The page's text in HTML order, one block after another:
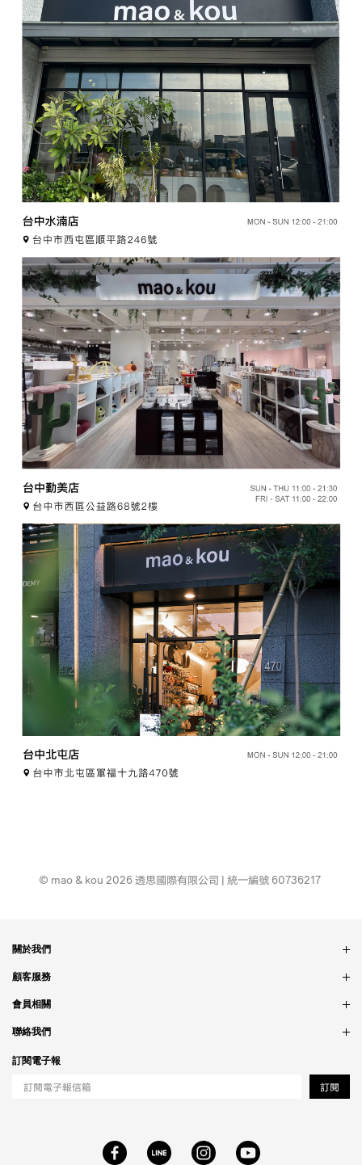
© mao & kou 2026 透思國際有限公司 | 統一編號 60736217
關於我們
品牌故事
銷售據點
隱私政策
顧客服務
訂單問題
付款問題
配送問題
會員相關
會員制度
紅利制度
聯絡我們
合作相關
工作職缺
訂閱電子報
訂閱